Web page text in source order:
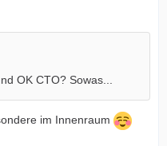
OK CTO? Sowas...
im Innenraum